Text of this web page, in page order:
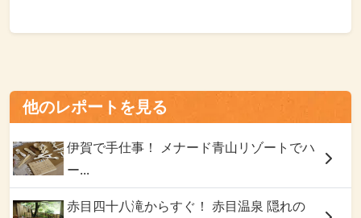
他のレポートを見る
伊賀で手仕事！ メナード青山リゾートでハ
ー...
赤目四十八滝からすぐ！ 赤目温泉 隠れの